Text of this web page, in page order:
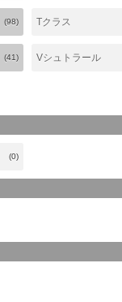
(98) Tクラス
(41) Vシュトラール
(0)